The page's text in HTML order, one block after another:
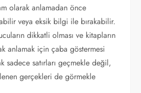
olarak anlamadan önce
veya eksik bilgi ile bırakabilir.
dikkatli olması ve kitapların
anlamak için çaba göstermesi
sadece satırları geçmekle değil,
gerçekleri de görmekle